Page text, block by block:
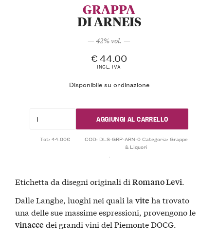
GRAPPA
DI ARNEIS
— 42% vol. —
€ 44.00
INCL. IVA
Disponibile su ordinazione
AGGIUNGI AL CARRELLO
Tot: 44.00€ COD: DLS-GRP-ARN-0Categoria:Grappe
& Liquori
Etichetta da disegni originali diRomano Levi.
Dalle Langhe, luoghi nei quali lavite ha trovato
una delle sue massime espressioni, provengono le
vinacce dei grandi vini del Piemonte DOCG.